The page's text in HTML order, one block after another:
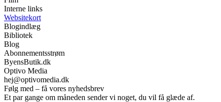
Interne links
Websitekort
Blogindlæg
Bibliotek
Blog
Abonnementsstrøm
ByensButik.dk
Optivo Media
hej@optivomedia.dk
Følg med – få vores nyhedsbrev
Et par gange om måneden sender vi noget, du vil få glæde af.